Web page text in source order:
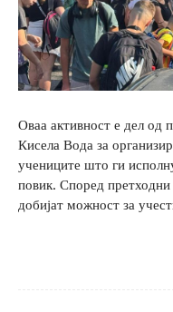
Оваа активност е дел од
Кисела Вода за
учениците што ги
повик. Според претходни
добијат можност за